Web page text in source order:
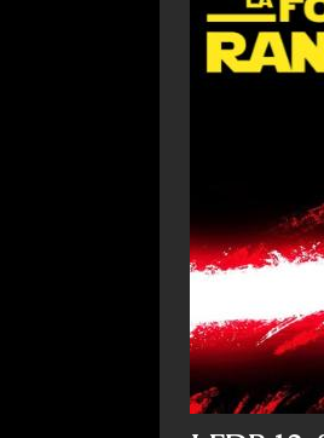
LFDR
7, 8, 9 Y
10 mayo, 2026